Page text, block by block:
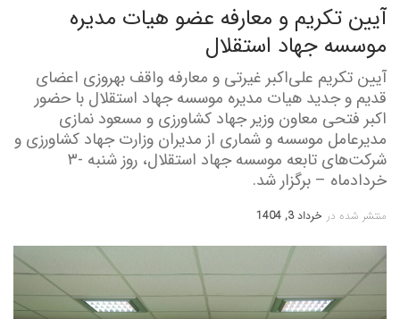
آیین تکریم و معارفه عضو هیات مدیره
موسسه جهاد استقلال
آیین تکریم علی‌اکبر غیرتی و معارفه واقف بهروزی اعضای
قدیم و جدید هیات مدیره موسسه جهاد استقلال با حضور
اکبر فتحی معاون وزیر جهاد کشاورزی و مسعود نمازی
مدیرعامل موسسه و شماری از مدیران وزارت جهاد کشاورزی و
شرکت‌های تابعه موسسه جهاد استقلال، روز شنبه -۳
خردادماه – برگزار شد.
منتشر شده در خرداد 3, 1404